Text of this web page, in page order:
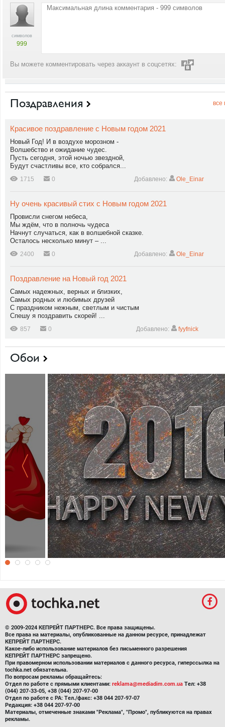
символов
999
Вы можете комментировать через аккаунт в соцсетях:
Поздравления все
Красивое поздравление с Новым годом 2021
Новый Год! И в воздухе морозном -
Волшебство и ожидание чудес.
Пусть сегодня, этой ночью звездной,
Будут счастливы все, кто собрался...
1715 0 Добавлено: Ole_Einar
Ну очень красивый стих с Новым годом 2021
Провисли снегом небеса,
Мы ждём, что в полночь чудеса
Начнут случаться, как в волшебной сказке.
Осталось несколько минут – ...
2400 0 Добавлено: Ole_Einar
Поздравление на Новый год 2021
Самых надежных, верных и близких,
Самых родных и любимых друзей
С праздником нежным, светлым и чистым
Спешу я поздравить скорей! ...
857 0 Добавлено: fyyfnick
Обои
Новый год 2016
© 2009-2024 КЕПРЕЙТ ПАРТНЕРС. Все права защищены.
Все права на материалы, опубликованные на данном ресурсе, принадлежат
КЕПРЕЙТ ПАРТНЕРС.
Какое-либо использование материалов без письменного разрешения
КЕПРЕЙТ ПАРТНЕРС запрещено.
При правомерном использовании материалов с данного ресурса, гиперссылка на
tochka.net обязательна.
По вопросам рекламы обращайтесь:
Отдел по работе с прямыми клиентами: reklama@mediadim.com.ua Тел: +38
(044) 207-33-05, +38 (044) 207-97-00
Отдел по работе с РА: Тел./факс: +38 044 207-97-07
Редакция: +38 044 207-97-00
Материалы, отмеченные знаками "Реклама", "Промо", публикуются на правах
рекламы.